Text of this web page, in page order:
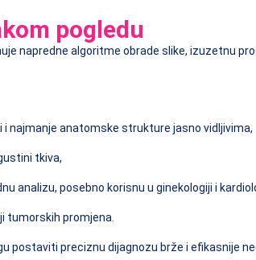
pogledu
napredne algoritme obrade slike, izuzetnu
najmanje anatomske strukture jasno vidljivima,
tkiva,
analizu, posebno korisnu u ginekologiji i
tumorskih promjena.
postaviti preciznu dijagnozu brže i efikasnije